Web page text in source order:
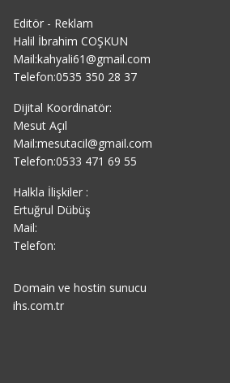
Editör - Reklam
Halil İbrahim COŞKUN
Mail:kahyali61@gmail.com
Telefon:0535 350 28 37
Dijital Koordinatör:
Mesut Açıl
Mail:mesutacil@gmail.com
Telefon:0533 471 69 55
Halkla İlişkiler :
Ertuğrul Dübüş
Mail:
Telefon:
Domain ve hostin sunucu
ihs.com.tr